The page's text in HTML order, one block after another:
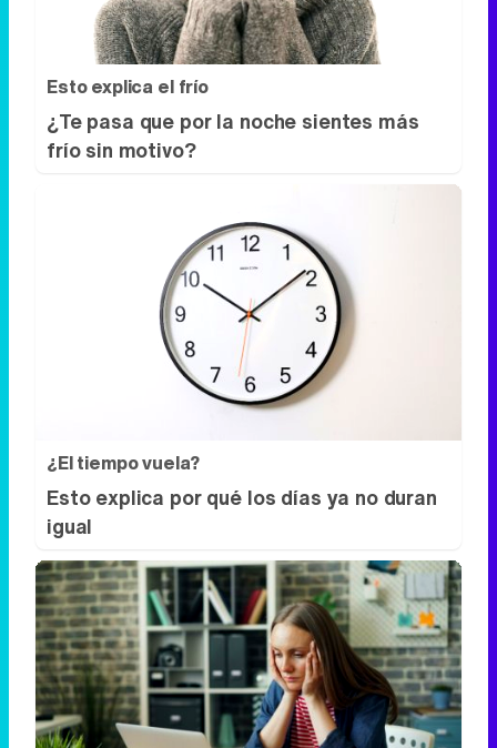
Esto explica el frío
¿Te pasa que por la noche sientes más
frío sin motivo?
¿El tiempo vuela?
Esto explica por qué los días ya no duran
igual